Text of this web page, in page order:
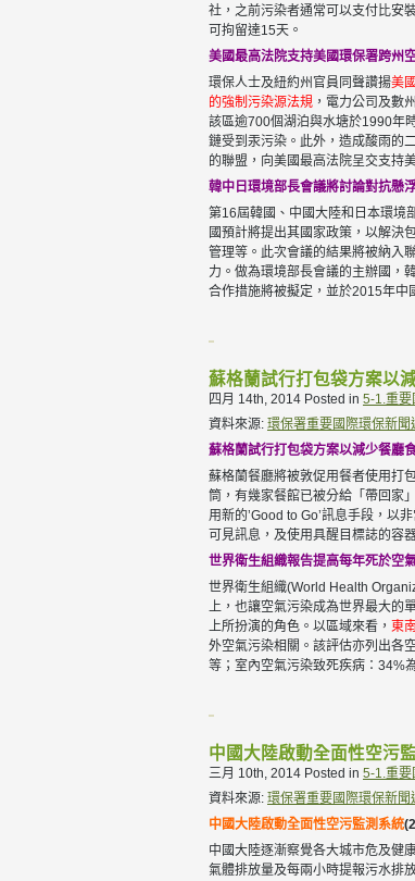
社，之前污染者通常可以支付比安
可拘留達15天。
美國最高法院支持美國環保署跨
環保人士及紐約州官員同聲讚揚美
的強制污染源法規 ，電力公司及數
該區逾700個湖泊與水塘於1990年
鏈受到汞污染。此外，造成酸雨的
的聯盟，向美國最高法院呈交支持
韓中日環境部長會議將討論對抗懸
第16屆韓國、中國大陸和日本環境
國預計將提出其國家政策，以解決
管理等。此次會議的結果將被納入
力。做為環境部長會議的主辦國，
合作措施將被擬定，並於2015年中
蘇格蘭試行打包袋方案以
四月 14th, 2014 Posted in 5-1.重要
資料來源: 環保署重要國際環保新
蘇格蘭試行打包袋方案以減少餐廳
蘇格蘭餐廳將被敦促用餐者使用打
筒，有幾家餐館已被分給「帶回家
用新的’Good to Go’訊息手段，以
可見訊息，及使用具醒目標誌的容
世界衛生組織報告提高每年死於空
世界衛生組織(World Health
上，也讓空氣污染成為世界最大的
上所扮演的角色。以區域來看， 東
外空氣污染相關。該評估亦列出各
等；室內空氣污染致死疾病：34%
中國大陸啟動全面性空污
三月 10th, 2014 Posted in 5-1.重要
資料來源: 環保署重要國際環保新聞
中國大陸啟動全面性空污監測系統
中國大陸逐漸察覺各大城市危及健
氣體排放量及每兩小時提報污水排